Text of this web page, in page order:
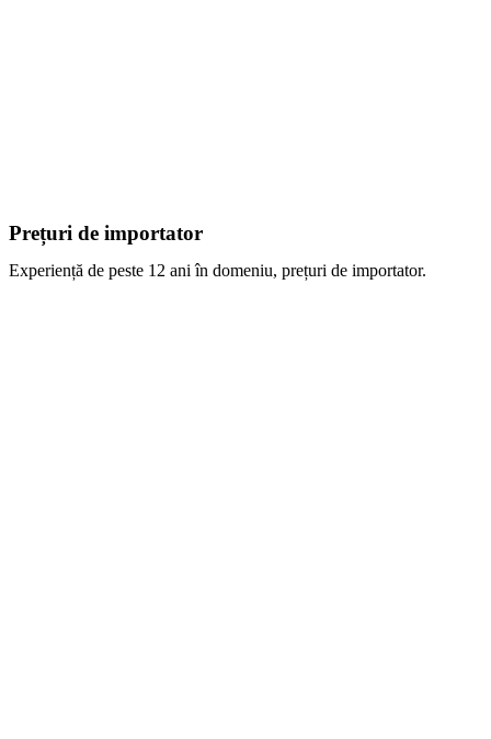
Prețuri de importator
Experiență de peste 12 ani în domeniu, prețuri de importator.